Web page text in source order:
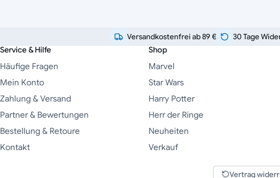
Versandkostenfrei ab 89 € 30 Tage
Service & Hilfe
Häufige Fragen
Mein Konto
Zahlung & Versand
Partner & Bewertungen
Bestellung & Retoure
Kontakt
Shop
Marvel
Star Wars
Harry Potter
Herr der Ringe
Neuheiten
Verkauf
Vertrag